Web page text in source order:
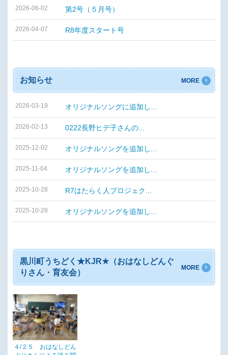
2026-06-02 第2号（５月号）
2026-04-07 R8年度スタート号
お知らせ MORE
2026-03-19 オリジナルソングに追加し...
2026-02-13 0222長野ヒデ子さんの...
2025-12-02 オリジナルソングを追加し...
2025-11-04 オリジナルソングを追加し...
2025-10-28 R7はたらく人プロジェク...
2025-10-28 オリジナルソングを追加し...
黒川町うちどく★KJR★（おはなしどんぐ
りさん・育友会）
MORE
４/２５ おはなしどん